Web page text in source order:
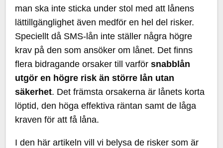
man ska inte sticka under stol med att lånens
lättillgänglighet även medför en hel del risker.
Speciellt då SMS-lån inte ställer några högre
krav på den som ansöker om lånet. Det finns
flera bidragande orsaker till varförsnabblån
utgör en högre risk än större lån utan
säkerhet. Det främsta orsakerna är lånets korta
löptid, den höga effektiva räntan samt de låga
kraven för att få låna.
I den här artikeln vill vi belysa de risker som är